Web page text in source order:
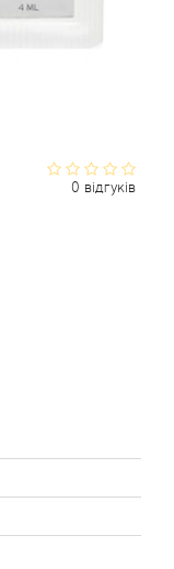
0 відгуків